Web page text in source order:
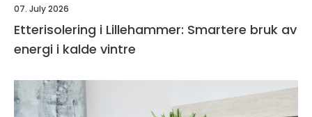
07. July 2026
Etterisolering i Lillehammer: Smartere bruk av
energi i kalde vintre